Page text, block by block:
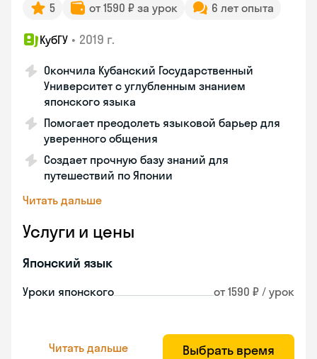
5 от 1590 ₽ за урок 6 лет опыта
КубГУ • 2019 г.
Окончила Кубанский Государственный
Университет с углубленным знанием
японского языка
Помогает преодолеть языковой барьер для
уверенного общения
Создает прочную базу знаний для
путешествий по Японии
Читать дальше
Услуги и цены
Японский язык
Уроки японского от 1590 ₽ / урок
Читать дальше Выбрать время